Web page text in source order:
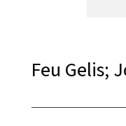
Feu Gelis;